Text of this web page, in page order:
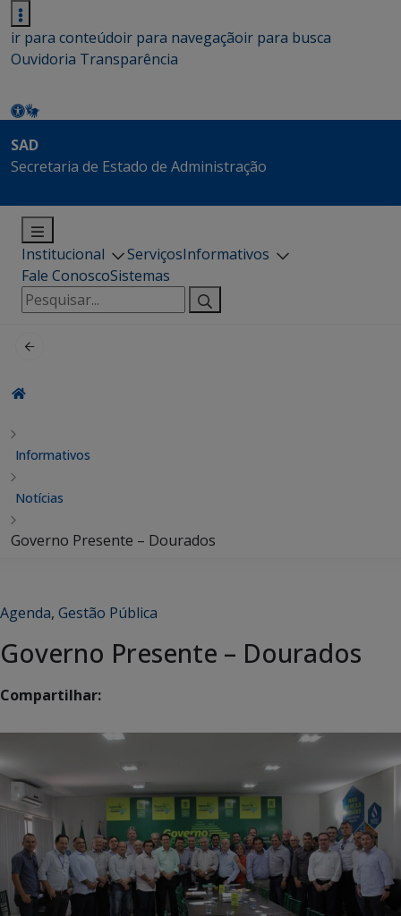
ir para conteúdoir para navegaçãoir para busca
Ouvidoria Transparência
SAD
Secretaria de Estado de Administração
Institucional ServiçosInformativos
Fale ConoscoSistemas
Pesquisar
por:
Informativos
Notícias
Governo Presente – Dourados
Agenda, Gestão Pública
Governo Presente – Dourados
Compartilhar: